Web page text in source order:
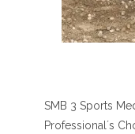
SMB 3 Sports
Professional´s